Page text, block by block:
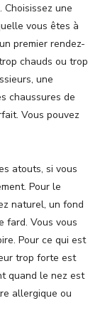
une
vous êtes à
premier rendez-
chauds ou trop
une
chaussures de
Vous pouvez
atouts, si vous
Pour le
naturel, un fond
fard. Vous vous
Pour ce qui est
trop forte est
quand le nez est
allergique ou